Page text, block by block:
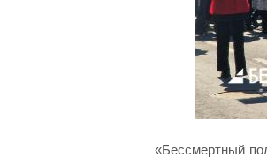
«Бессмертный